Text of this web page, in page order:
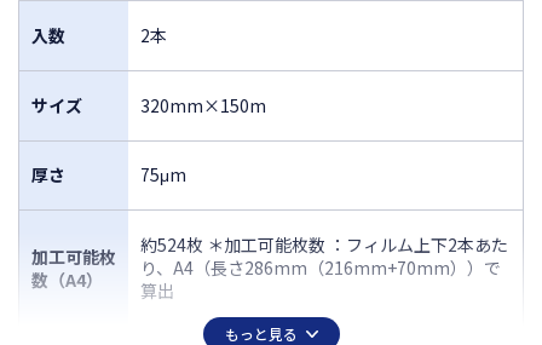
入数 2本
サイズ 320mm×150m
厚さ 75μm
加工可能枚
数（A4）
約524枚 ＊加工可能枚数 ：フィルム上下2本あた
り、A4（長さ286mm（216mm+70mm））で
算出
もっと見る